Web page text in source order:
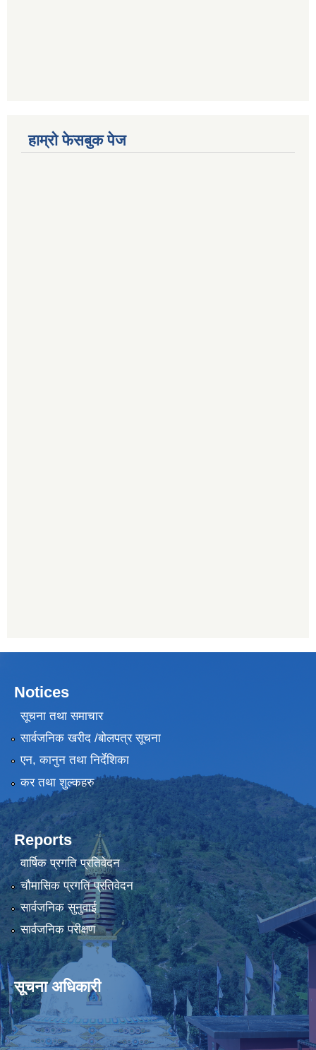
हाम्रो फेसबुक पेज
Notices
सूचना तथा समाचार
सार्वजनिक खरीद /बोलपत्र सूचना
एन, कानुन तथा निर्देशिका
कर तथा शुल्कहरु
Reports
वार्षिक प्रगति प्रतिवेदन
चौमासिक प्रगति प्रतिवेदन
सार्वजनिक सुनुवाई
सार्वजनिक परीक्षण
सूचना अधिकारी